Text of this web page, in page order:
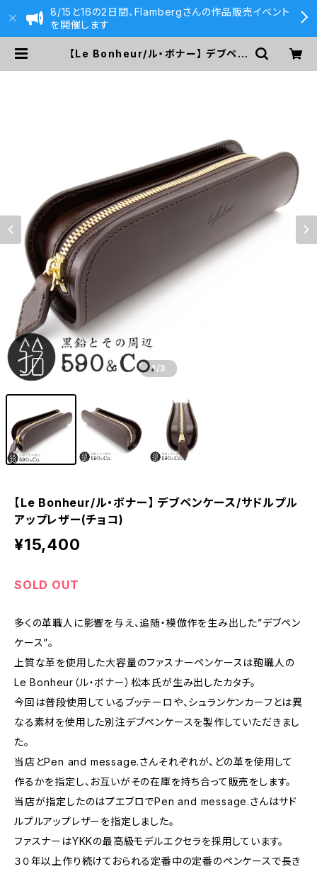
8/15と16の2日間、Flambergさんの作品販売イベント
を開催します
【Le Bonheur/ル・ボナー】 デブペン
1/3
【Le Bonheur/ル・ボナー】 デブペンケース/サドルプル
アップレザー(チョコ)
¥15,400
SOLD OUT
多くの革職人に影響を与え、追随・模倣作を生み出した”デブペン
ケース”。
上質な革を使用した大容量のファスナーペンケースは鞄職人の
Le Bonheur（ル・ボナー）松本氏が生み出したカタチ。
今回は普段使用しているブッテーロや、シュランケンカーフとは異
なる素材を使用した別注デブペンケースを製作していただきまし
た。
当店とPen and message.さんそれぞれが、どの革を使用して
作るかを指定し、お互いがその在庫を持ち合って販売をします。
当店が指定したのはプエブロでPen and message.さんはサド
ルプルアップレザーを指定しました。
ファスナーはYKKの最高級モデルエクセラを採用しています。
３０年以上作り続けておられる定番中の定番のペンケースで長き